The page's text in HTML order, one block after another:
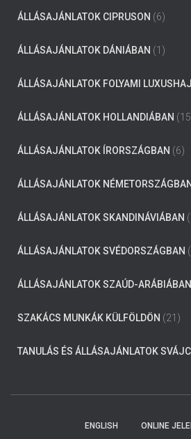
ÁLLÁSAJÁNLATOK CIPRUSON (6)
ÁLLÁSAJÁNLATOK DÁNIÁBAN (1)
ÁLLÁSAJÁNLATOK FOLYAMI
ÁLLÁSAJÁNLATOK HOLLANDIÁBAN
ÁLLÁSAJÁNLATOK ÍRORSZÁGBAN (6)
ÁLLÁSAJÁNLATOK NÉMETORSZÁGBAN
ÁLLÁSAJÁNLATOK SKANDINÁVIÁBAN
ÁLLÁSAJÁNLATOK SVÉDORSZÁGBAN
ÁLLÁSAJÁNLATOK SZAÚD-ARÁBIÁBAN
SZAKÁCS MUNKÁK KÜLFÖLDÖN (21)
TANULÁS ÉS ÁLLÁSAJÁNLATOK
ENGLISH ONLINE